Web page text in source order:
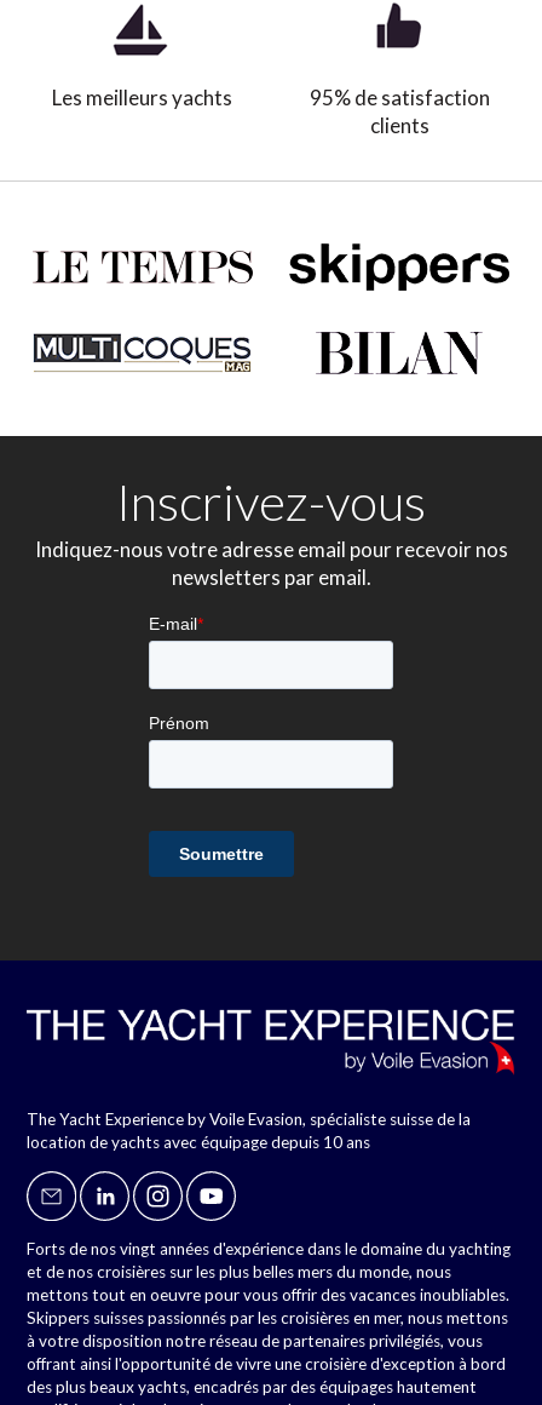
Les meilleurs yachts
95% de satisfaction
clients
Inscrivez-vous
Indiquez-nous votre adresse email pour recevoir nos
newsletters par email.
The Yacht Experience by Voile Evasion, spécialiste suisse de la
location de yachts avec équipage depuis 10 ans
Forts de nos vingt années d'expérience dans le domaine du yachting
et de nos croisières sur les plus belles mers du monde, nous
mettons tout en oeuvre pour vous offrir des vacances inoubliables.
Skippers suisses passionnés par les croisières en mer, nous mettons
à votre disposition notre réseau de partenaires privilégiés, vous
offrant ainsi l'opportunité de vivre une croisière d'exception à bord
des plus beaux yachts, encadrés par des équipages hautement